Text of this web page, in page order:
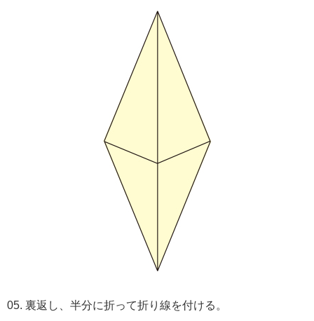
05. 裏返し、半分に折って折り線を付ける。